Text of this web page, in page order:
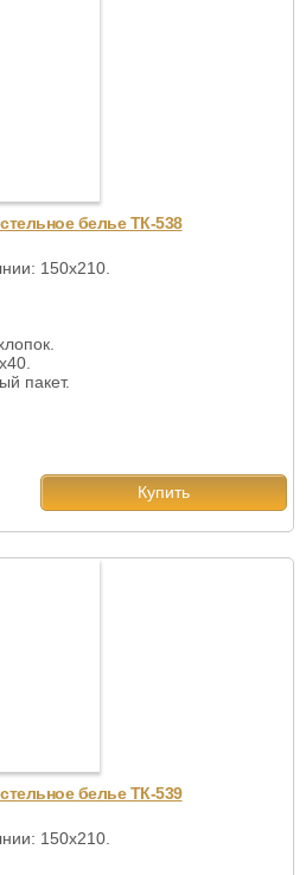
белье ТК-538
150х210.
пакет.
Купить
белье ТК-539
150х210.